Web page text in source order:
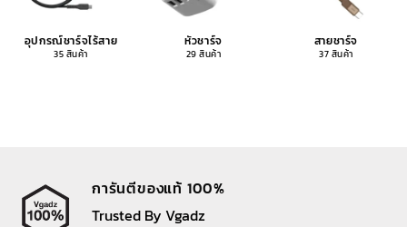
อุปกรณ์ชาร์จไร้สาย
35 สินค้า
หัวชาร์จ
29 สินค้า
สายชาร์จ
37 สินค้า
การันตีของแท้ 100%
Trusted By Vgadz